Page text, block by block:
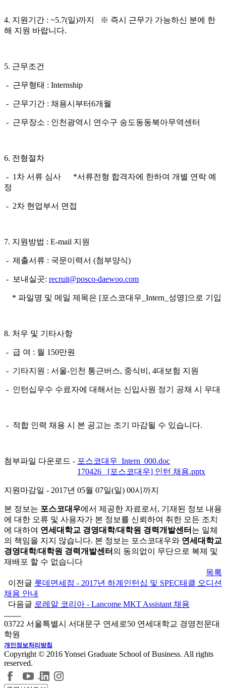
4. 지원기간 : ~5.7(일)까지 ※ 즉시 근무가 가능하신 분에 한
해 지원 바랍니다.
5. 근무조건
- 근무형태 : Internship
- 근무기간 : 채용시부터6개월
- 근무장소 : 인천광역시 연수구 송도동동북아무역센터
6. 전형절차
- 1 차 서류 심사 *서류전형 합격자에 한하여 개별 연락 예
정
- 2차 현업부서 면접
7. 지원방법 : E-mail 지원
- 제출서류 : 국문이력서 (첨부양식)
- 보내실곳: recruit@posco-daewoo.com
* 파일명 및 메일 제목은 [포스코대우 _Intern_ 성명]으로 기입
8. 처우 및 기타사항
- 급 여 : 월 150만원
- 기타지원 : 서울-인천 통근버스, 중식비 , 4대보험 지원
- 인턴십우수 수료자에 대해서는 신입사원 정기 공채 시 우대
- 적합 인력 채용 시 본 공고는 조기 마감될 수 있습니다.
첨부파일 다운로드 - 포스코대우_Intern_000.doc
170426_ [포스코대우] 인턴 채용.pptx
지원마감일 - 2017년 05월 07일(일) 00시까지
본 정보는 포스코대우에서 제공한 자료로서, 기재된 정보 내용
에 대한 오류 및 사용자가 본 정보를 신뢰하여 취한 모든 조치
에 대하여 연세대학교 경영대학/대학원 경력개발센터 는 일체
의 책임을 지지 않습니다. 본 정보는 포스코대우와 연세대학교
경영대학/대학원 경력개발센터 의 동의없이 무단으로 복제 및
재배포 할 수 없습니다
목록
이전글 롯데면세점 - 2017년 하계인턴십 및 SPEC태클 오디션
채용 안내
다음글 로레알 코리아 - Lancome MKT Assistant 채용
03722 서울특별시 서대문구 연세로50 연세대학교 경영전문대
학원
개인정보처리방침
Copyright © 2016 Yonsei Graduate School of Business. All rights
reserved.